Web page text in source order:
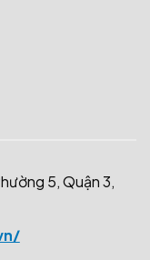
5, Quận 3,